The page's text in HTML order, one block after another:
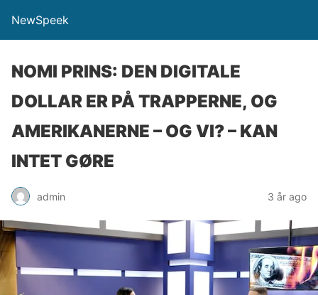
NewSpeek
NOMI PRINS: DEN DIGITALE
DOLLAR ER PÅ TRAPPERNE, OG
AMERIKANERNE – OG VI? – KAN
INTET GØRE
admin 3 år ago